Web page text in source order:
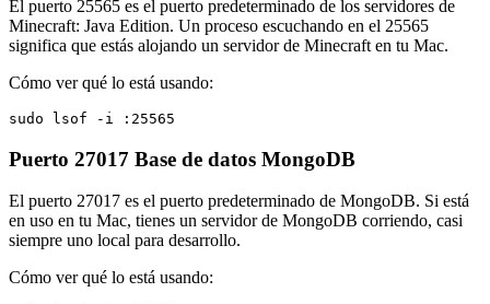
El puerto 25565 es el puerto predeterminado de los servidores de
Minecraft: Java Edition. Un proceso escuchando en el 25565
significa que estás alojando un servidor de Minecraft en tu Mac.
Cómo ver qué lo está usando:
sudo lsof -i :25565
Puerto 27017 Base de datos MongoDB
El puerto 27017 es el puerto predeterminado de MongoDB. Si está
en uso en tu Mac, tienes un servidor de MongoDB corriendo, casi
siempre uno local para desarrollo.
Cómo ver qué lo está usando: